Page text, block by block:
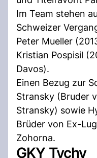
Im Team stehen
Schweizer
Peter Mueller
Kristian Pospisil
Davos).
Einen Bezug zur
Stransky (Bruder
Stransky) sowie
Brüder von Ex-
Zohorna.
GKY Tychy